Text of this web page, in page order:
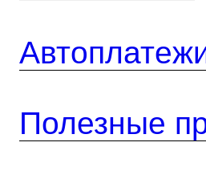
Полезные